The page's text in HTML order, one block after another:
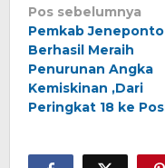
Navigasi
pos
Pos sebelumnya
Pemkab Jeneponto
Berhasil Meraih
Penurunan Angka
Kemiskinan ,Dari
Peringkat 18 ke